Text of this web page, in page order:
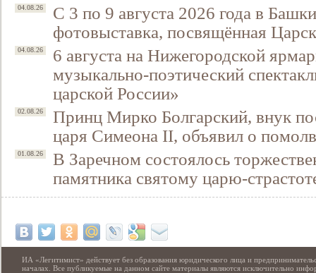
04.08.26
С 3 по 9 августа 2026 года в
фотовыставка, посвящённая
04.08.26
6 августа на Нижегородской
музыкально-поэтический
царской России»
02.08.26
Принц Мирко Болгарский, внук
царя Симеона II, объявил о
01.08.26
В Заречном состоялось
памятника святому царю-
ИА «Легитимист» действует без образования юридического лица и
началах. Все публикуемые на данном сайте материалы являются исключительно